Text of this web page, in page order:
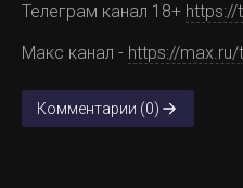
Телеграм канал 18+
Макс канал - https://
Комментарии (0)